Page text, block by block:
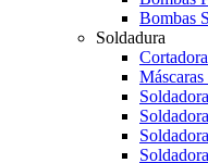
Bombas
Soldadura